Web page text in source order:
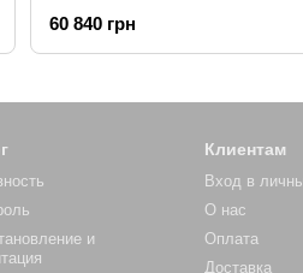
60 840 грн
и
Клиентам
Вход в
О нас
Оплата
Доставка